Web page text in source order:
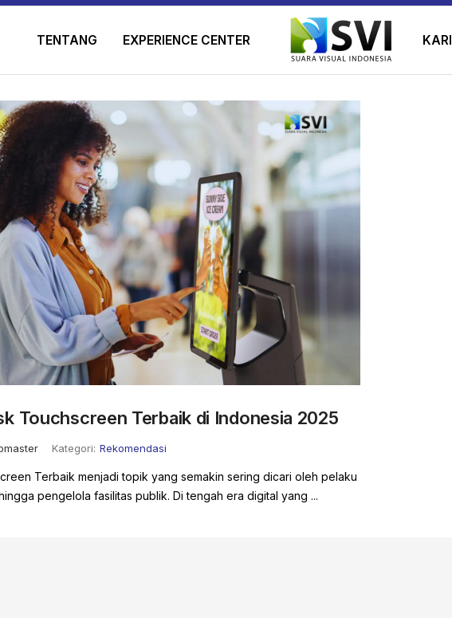
TENTANG EXPERIENCE CENTER
Touchscreen Terbaik di Indonesia 2025
Kategori: Rekomendasi
Terbaik menjadi topik yang semakin sering dicari oleh pelaku
pengelola fasilitas publik. Di tengah era digital yang ...